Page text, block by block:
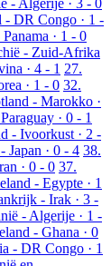
- DR Congo · 1 -
· 1 - 0
- Zuid-Afrika
· 4 - 1 27.
· 1 - 0 32.
- Marokko ·
· 0 - 1
- Ivoorkust · 2 -
Japan · 0 - 4 38.
· 0 - 0 37.
- Egypte · 1
- Irak · 3 -
- Algerije · 1 -
- Ghana · 0
- DR Congo · 1